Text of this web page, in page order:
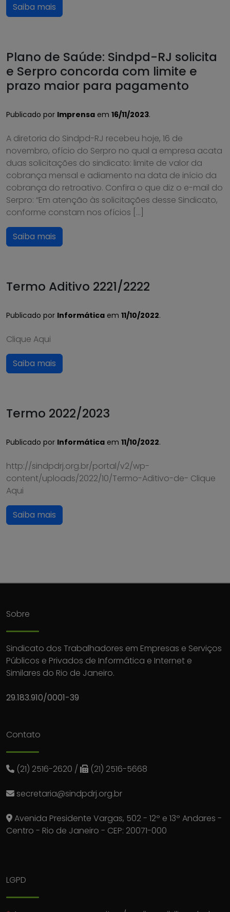
Saiba mais
Plano de Saúde: Sindpd-RJ solicita
e Serpro concorda com limite e
prazo maior para pagamento
Publicado por Imprensa em 16/11/2023.
A diretoria do Sindpd-RJ recebeu hoje, 16 de
novembro, ofício do Serpro no qual a empresa acata
duas solicitações do sindicato: limite de valor da
cobrança mensal e adiamento na data de início da
cobrança do retroativo. Confira o que diz o e-mail do
Serpro: “Em atenção às solicitações desse Sindicato,
conforme constam nos ofícios […]
Saiba mais
Termo Aditivo 2221/2222
Publicado por Informática em 11/10/2022.
Clique Aqui
Saiba mais
Termo 2022/2023
Publicado por Informática em 11/10/2022.
http://sindpdrj.org.br/portal/v2/wp-
content/uploads/2022/10/Termo-Aditivo-de- Clique
Aqui
Saiba mais
Sobre
Sindicato dos Trabalhadores em Empresas e Serviços
Públicos e Privados de Informática e Internet e
Similares do Rio de Janeiro.
29.183.910/0001-39
Contato
(21) 2516-2620 / (21) 2516-5668
secretaria@sindpdrj.org.br
Avenida Presidente Vargas, 502 - 12º e 13º Andares -
Centro - Rio de Janeiro - CEP: 20071-000
LGPD